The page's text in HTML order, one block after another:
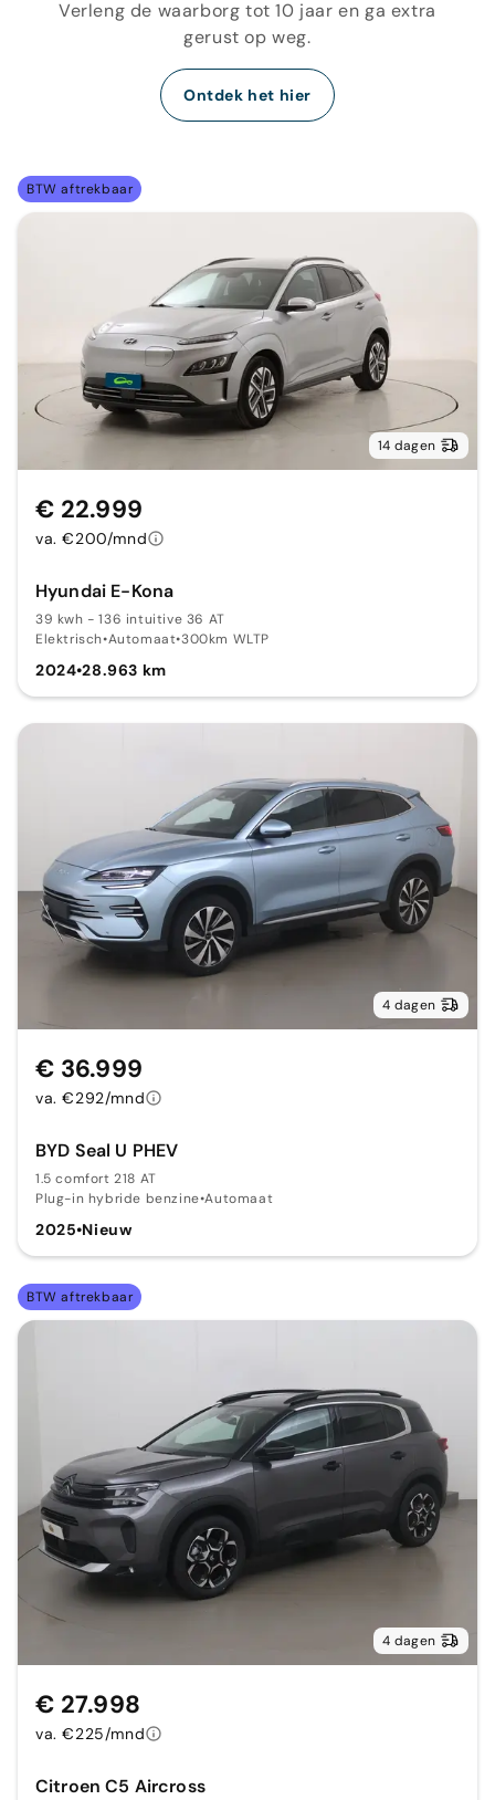
Verleng de waarborg tot 10 jaar en ga extra
gerust op weg.
Ontdek het hier
BTW aftrekbaar
14 dagen
Hyundai E-Kona
39 kwh - 136 intuitive 36 AT
Elektrisch•Automaat•300km WLTP
2024•28.963 km
€ 22.999
va. €200/mnd
4 dagen
BYD Seal U PHEV
1.5 comfort 218 AT
Plug-in hybride benzine•Automaat
2025•Nieuw
€ 36.999
va. €292/mnd
BTW aftrekbaar
4 dagen
Citroen C5 Aircross
€ 27.998
va. €225/mnd